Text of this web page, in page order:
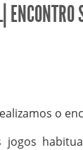
o
jogos